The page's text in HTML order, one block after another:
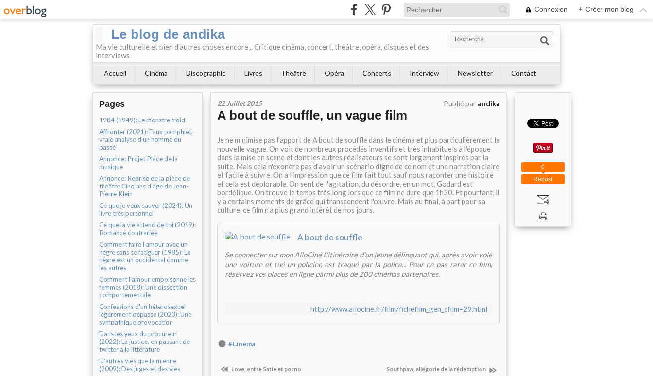
Connexion + Créer mon blog
Le blog de andika
Ma vie culturelle et bien d'autres choses encore... Critique cinéma, concert, théâtre, opéra, disques et des
interviews
Accueil Cinéma Discographie Livres Théâtre Opéra Concerts Interview Newsletter Contact
Pages
1984 (1949): Le monstre froid
Affronter (2021): Faux pamphlet,
vraie analyse d'un homme du
passé
Annonce: Projet Place de la
musique
Annonce: Reprise de la pièce de
théâtre Cinq ans d'âge de Jean-
Pierre Klein
Ce que je veux sauver (2024): Un
livre très personnel
Ce que la vie attend de toi (2019):
Romance contrariée
Comment faire l'amour avec un
nègre sans se fatiguer (1985): Le
nègre est un occidental comme
les autres
Comment l'amour empoisonne les
femmes (2018): Une dissection
comportementale
Confessions d'un hétérosexuel
légèrement dépassé (2023): Une
sympathique provocation
Dans les yeux du procureur
(2022): La justice, en passant de
twitter à la littérature
D'autres vies que la mienne
(2009): Des juges et des vies
22 Juillet 2015 Publié par andika
A bout de souffle, un vague film
Je ne minimise pas l'apport de A bout de souffle dans le cinéma et plus particulièrement la
nouvelle vague. On voit de nombreux procédés inventifs et très inhabituels à l'époque
dans la mise en scène et dont les autres réalisateurs se sont largement inspirés par la
suite. Mais cela n'exonère pas d'avoir un scénario digne de ce nom et une narration claire
et facile à suivre. On a l'impression que ce film fait tout sauf nous raconter une histoire
et cela est déplorable. On sent de l'agitation, du désordre, en un mot, Godard est
bordélique. On trouve le temps très long lors que ce film ne dure que 1h30. Et pourtant, il
y a certains moments de grâce qui transcendent l'œuvre. Mais au final, à part pour sa
culture, ce film n'a plus grand intérêt de nos jours.
A bout de souffle
Se connecter sur mon AlloCiné L'itinéraire d'un jeune délinquant qui, après avoir volé
une voiture et tué un policier, est traqué par la police... Pour ne pas rater ce film,
réservez vos places en ligne parmi plus de 200 cinémas partenaires.
http://www.allocine.fr/film/fichefilm_gen_cfilm=29.html
#Cinéma
Love, entre Satie et porno Southpaw, allégorie de la rédemption
Repost
0